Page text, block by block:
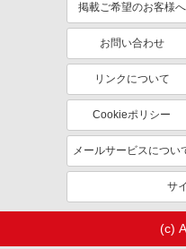
社員登用あり
掲載ご希望のお客様へ
お問い合わせ
リンクについて
Cookieポリシー
メールサービスについ
サ
(c)